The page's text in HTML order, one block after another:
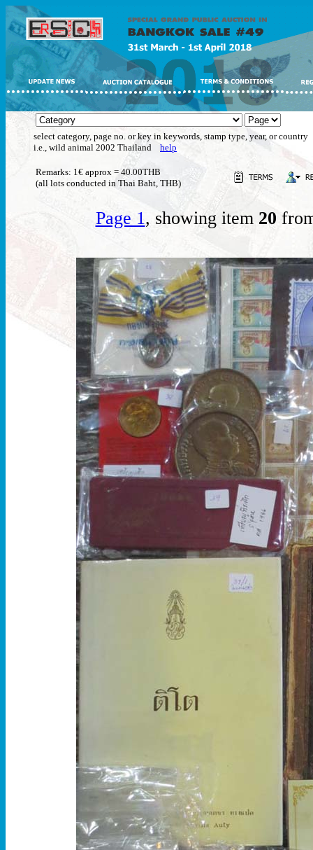
select category, page no. or key in keywords, stamp type, year, or country
i.e., wild animal 2002 Thailand help
Remarks: 1€ approx = 40.00THB
(all lots conducted in Thai Baht, THB)
Page 1, showing item 20